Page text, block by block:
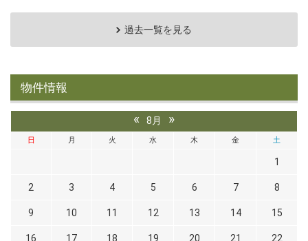
過去一覧を見る
物件情報
« 8月 »
日 月 火 水 木 金 土
1
2 3 4 5 6 7 8
9 10 11 12 13 14 15
16 17 18 19 20 21 22